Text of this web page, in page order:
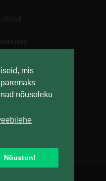
mis
nõusoleku
Nõustun!